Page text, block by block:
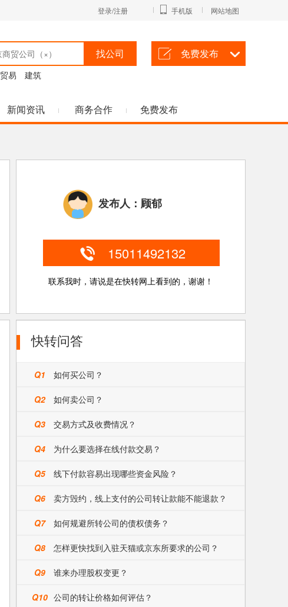
登录/注册 手机版 网站地图
找公司
贸易 建筑
免费发布
新闻资讯 商务合作 免费发布
发布人：顾郁
15011492132
联系我时，请说是在快转网上看到的，谢谢！
快转问答
Q1 如何买公司？
Q2 如何卖公司？
Q3 交易方式及收费情况？
Q4 为什么要选择在线付款交易？
Q5 线下付款容易出现哪些资金风险？
Q6 卖方毁约，线上支付的公司转让款能不能退款？
Q7 如何规避所转公司的债权债务？
Q8 怎样更快找到入驻天猫或京东所要求的公司？
Q9 谁来办理股权变更？
Q10 公司的转让价格如何评估？